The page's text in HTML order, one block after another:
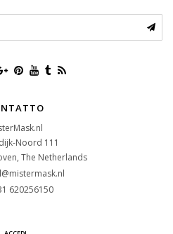
Noord 111
The Netherlands
620256150